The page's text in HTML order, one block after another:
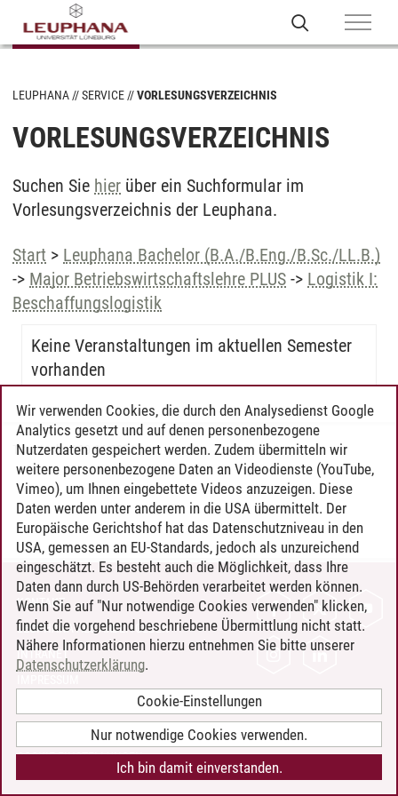
LEUPHANA SERVICE VORLESUNGSVERZEICHNIS
VORLESUNGSVERZEICHNIS
Suchen Sie hier über ein Suchformular im
Vorlesungsverzeichnis der Leuphana.
Start > Leuphana Bachelor (B.A./B.Eng./B.Sc./LL.B.)
-> Major Betriebswirtschaftslehre PLUS -> Logistik I:
Beschaffungslogistik
Keine Veranstaltungen im aktuellen Semester
vorhanden
Timo Leder/30.06.2024
KONTAKT
LEUPHANA ALS ARBEITGEBER
INTRANET
BARRIEREFREIHEIT
COOKIE-EINSTELLUNGEN
Wir verwenden Cookies, die durch den Analysedienst Google
Analytics gesetzt und auf denen personenbezogene
Nutzerdaten gespeichert werden. Zudem übermitteln wir
weitere personenbezogene Daten an Videodienste (YouTube,
Vimeo), um Ihnen eingebettete Videos anzuzeigen. Diese
Daten werden unter anderem in die USA übermittelt. Der
Europäische Gerichtshof hat das Datenschutzniveau in den
USA, gemessen an EU-Standards, jedoch als unzureichend
eingeschätzt. Es besteht auch die Möglichkeit, dass Ihre
Daten dann durch US-Behörden verarbeitet werden können.
Wenn Sie auf "Nur notwendige Cookies verwenden" klicken,
findet die vorgehend beschriebene Übermittlung nicht statt.
Nähere Informationen hierzu entnehmen Sie bitte unserer
Datenschutzerklärung.
Cookie-Einstellungen
Nur notwendige Cookies verwenden.
Ich bin damit einverstanden.